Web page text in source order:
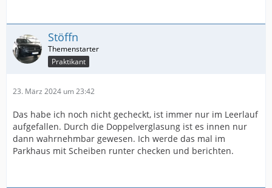
Stöffn
Praktikant
23. März 2024 um 23:42
Das habe ich noch nicht gecheckt, ist immer nur im Leerlauf
aufgefallen. Durch die Doppelverglasung ist es innen nur
dann wahrnehmbar gewesen. Ich werde das mal im
Parkhaus mit Scheiben runter checken und berichten.